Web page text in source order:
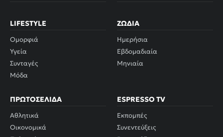
LIFESTYLE
Ομορφιά
Υγεία
Συνταγές
Μόδα
ΖΏΔΙΑ
Ημερήσια
Εβδομαδιαία
Μηνιαία
ΠΡΩΤΟΣΈΛΙΔΑ
Αθλητικά
Οικονομικά
ESPRESSO TV
Εκπομπές
Συνεντεύξεις